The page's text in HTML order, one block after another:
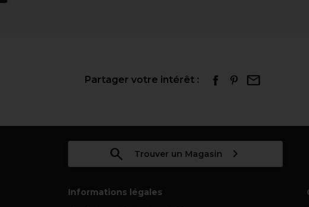
Partager votre intérêt :
Trouver un Magasin
Informations légales